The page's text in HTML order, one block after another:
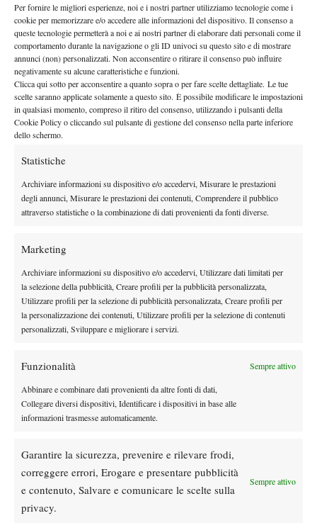
Per fornire le migliori esperienze, noi e i nostri partner utilizziamo tecnologie come i
cookie per memorizzare e/o accedere alle informazioni del dispositivo. Il consenso a
queste tecnologie permetterà a noi e ai nostri partner di elaborare dati personali come il
comportamento durante la navigazione o gli ID univoci su questo sito e di mostrare
annunci (non) personalizzati. Non acconsentire o ritirare il consenso può influire
negativamente su alcune caratteristiche e funzioni.
Clicca qui sotto per acconsentire a quanto sopra o per fare scelte dettagliate. Le tue
scelte saranno applicate solamente a questo sito. È possibile modificare le impostazioni
in qualsiasi momento, compreso il ritiro del consenso, utilizzando i pulsanti della
Cookie Policy o cliccando sul pulsante di gestione del consenso nella parte inferiore
dello schermo.
Statistiche
Archiviare informazioni su dispositivo e/o accedervi, Misurare le prestazioni
degli annunci, Misurare le prestazioni dei contenuti, Comprendere il pubblico
attraverso statistiche o la combinazione di dati provenienti da fonti diverse.
Marketing
Archiviare informazioni su dispositivo e/o accedervi, Utilizzare dati limitati per
la selezione della pubblicità, Creare profili per la pubblicità personalizzata,
Utilizzare profili per la selezione di pubblicità personalizzata, Creare profili per
la personalizzazione dei contenuti, Utilizzare profili per la selezione di contenuti
personalizzati, Sviluppare e migliorare i servizi.
Funzionalità Sempre attivo
Abbinare e combinare dati provenienti da altre fonti di dati,
Collegare diversi dispositivi, Identificare i dispositivi in base alle
informazioni trasmesse automaticamente.
Garantire la sicurezza, prevenire e rilevare frodi,
correggere errori, Erogare e presentare pubblicità
e contenuto, Salvare e comunicare le scelte sulla
privacy.
Sempre attivo
Rusedski sul futuro di Alcaraz: “Non
giocherà lo US Open, forse non lo vedremo
più nel 2026”
manca ancora la costanza, fa male rivivere
sempre le stesse sensazioni”
Atp News
Effetto Montreal: forfait e sorprese
News
Dalle porte dell’eliminazione alla gloria:
Norrie scrive la sua favola a Montreal,
SOCIAL